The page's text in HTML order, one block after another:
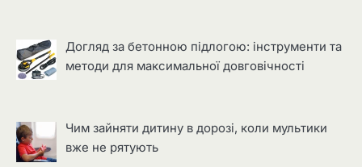
Догляд за бетонною підлогою: інструменти та
методи для максимальної довговічності
Чим зайняти дитину в дорозі, коли мультики
вже не рятують